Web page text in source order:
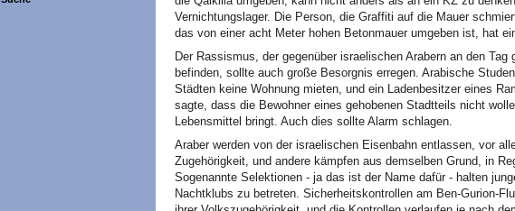
Vernichtungslager. Die Person, die Graffiti auf die Mauer
das von einer acht Meter hohen Betonmauer umgeben ist, hat
Der Rassismus, der gegenüber israelischen Arabern an den
befinden, sollte auch große Besorgnis erregen. Arabische
Städten keine Wohnung mieten, und ein Ladenbesitzer eines
sagte, dass die Bewohner eines gehobenen Stadtteils nicht
Lebensmittel bringt. Auch dies sollte Alarm schlagen.
Araber werden von der israelischen Eisenbahn entlassen, vor
Zugehörigkeit, und andere kämpfen aus demselben Grund, in
Sogenannte Selektionen - ja das ist der Name dafür - halten
Nachtklubs zu betreten. Sicherheitskontrollen am Ben-Gurion-